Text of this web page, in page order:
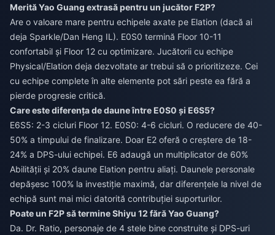
Merită Yao Guang extrasă pentru un jucător F2P?
Are o valoare mare pentru echipele axate pe Elation (dacă ai
deja Sparkle/Dan Heng IL). E0S0 termină Floor 10-11
confortabil și Floor 12 cu optimizare. Jucătorii cu echipe
Physical/Elation deja dezvoltate ar trebui să o prioritizeze. Cei
cu echipe complete în alte elemente pot sări peste ea fără a
pierde progresie critică.
Care este diferența de daune între E0S0 și E6S5?
E6S5: 2-3 cicluri Floor 12. E0S0: 4-6 cicluri. O reducere de 40-
50% a timpului de finalizare. Doar E2 oferă o creștere de 18-
24% a DPS-ului echipei. E6 adaugă un multiplicator de 60%
Abilității și 20% daune Elation pentru aliați. Daunele personale
depășesc 100% la investiție maximă, dar diferențele la nivel de
echipă sunt mai mici datorită contribuției suporturilor.
Poate un F2P să termine Shiyu 12 fără Yao Guang?
Da. Dr. Ratio, personaje de 4 stele bine construite și DPS-uri